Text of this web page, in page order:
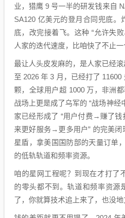
业，猎鹰 9 号一半的研发钱来自
SA120 亿美元的登月合同兜底。
底，改完接着飞。这种 “允许失
人家的迭代速度，比咱快了不止一
最让人头皮发麻的，是人家已经
至 2026 年 3 月，已经打了
颗，全球用户超 1000 万，非洲
战场上更是成了乌军的 “战场神经
家已经形成了 “用户付费→赚了
来更好服务→更多用户” 的完美闭
星盾，拿美国国防部的天量订单
的低轨轨道和频率资源。
咱的星网工程呢？到现在才打了
的零头都不到。轨道和频率资源
了，你就算技术追上来了，也没地